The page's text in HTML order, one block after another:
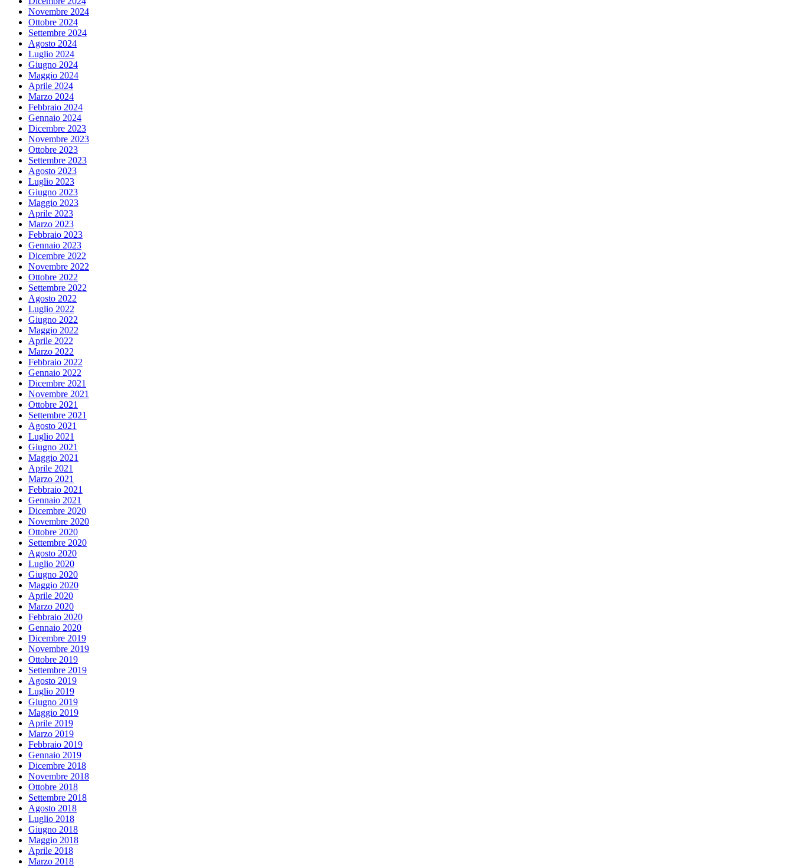
Novembre 2024
Ottobre 2024
Settembre 2024
Agosto 2024
Luglio 2024
Giugno 2024
Maggio 2024
Aprile 2024
Marzo 2024
Febbraio 2024
Gennaio 2024
Dicembre 2023
Novembre 2023
Ottobre 2023
Settembre 2023
Agosto 2023
Luglio 2023
Giugno 2023
Maggio 2023
Aprile 2023
Marzo 2023
Febbraio 2023
Gennaio 2023
Dicembre 2022
Novembre 2022
Ottobre 2022
Settembre 2022
Agosto 2022
Luglio 2022
Giugno 2022
Maggio 2022
Aprile 2022
Marzo 2022
Febbraio 2022
Gennaio 2022
Dicembre 2021
Novembre 2021
Ottobre 2021
Settembre 2021
Agosto 2021
Luglio 2021
Giugno 2021
Maggio 2021
Aprile 2021
Marzo 2021
Febbraio 2021
Gennaio 2021
Dicembre 2020
Novembre 2020
Ottobre 2020
Settembre 2020
Agosto 2020
Luglio 2020
Giugno 2020
Maggio 2020
Aprile 2020
Marzo 2020
Febbraio 2020
Gennaio 2020
Dicembre 2019
Novembre 2019
Ottobre 2019
Settembre 2019
Agosto 2019
Luglio 2019
Giugno 2019
Maggio 2019
Aprile 2019
Marzo 2019
Febbraio 2019
Gennaio 2019
Dicembre 2018
Novembre 2018
Ottobre 2018
Settembre 2018
Agosto 2018
Luglio 2018
Giugno 2018
Maggio 2018
Aprile 2018
Marzo 2018